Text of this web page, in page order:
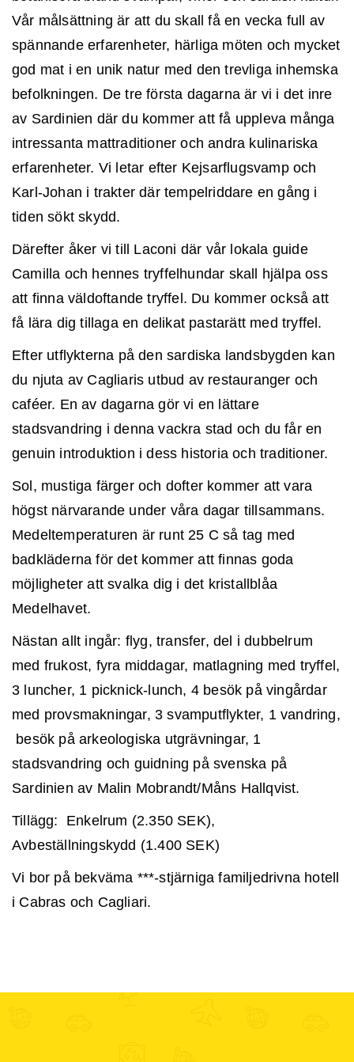
Vår målsättning är att du skall få en vecka full av
spännande erfarenheter, härliga möten och mycket
god mat i en unik natur med den trevliga inhemska
befolkningen. De tre första dagarna är vi i det inre
av Sardinien där du kommer att få uppleva många
intressanta mattraditioner och andra kulinariska
erfarenheter. Vi letar efter Kejsarflugsvamp och
Karl-Johan i trakter där tempelriddare en gång i
tiden sökt skydd.
Därefter åker vi till Laconi där vår lokala guide
Camilla och hennes tryffelhundar skall hjälpa oss
att finna väldoftande tryffel. Du kommer också att
få lära dig tillaga en delikat pastarätt med tryffel.
Efter utflykterna på den sardiska landsbygden kan
du njuta av Cagliaris utbud av restauranger och
caféer. En av dagarna gör vi en lättare
stadsvandring i denna vackra stad och du får en
genuin introduktion i dess historia och traditioner.
Sol, mustiga färger och dofter kommer att vara
högst närvarande under våra dagar tillsammans.
Medeltemperaturen är runt 25 C så tag med
badkläderna för det kommer att finnas goda
möjligheter att svalka dig i det kristallblåa
Medelhavet.
Nästan allt ingår: flyg, transfer, del i dubbelrum
med frukost, fyra middagar, matlagning med tryffel,
3 luncher, 1 picknick-lunch, 4 besök på vingårdar
med provsmakningar, 3 svamputflykter, 1 vandring,
besök på arkeologiska utgrävningar, 1
stadsvandring och guidning på svenska på
Sardinien av Malin Mobrandt/Måns Hallqvist.
Tillägg: Enkelrum (2.350 SEK),
Avbeställningskydd (1.400 SEK)
Vi bor på bekväma ***-stjärniga familjedrivna hotell
i Cabras och Cagliari.
INLOGGNING
Glömt lösenordet